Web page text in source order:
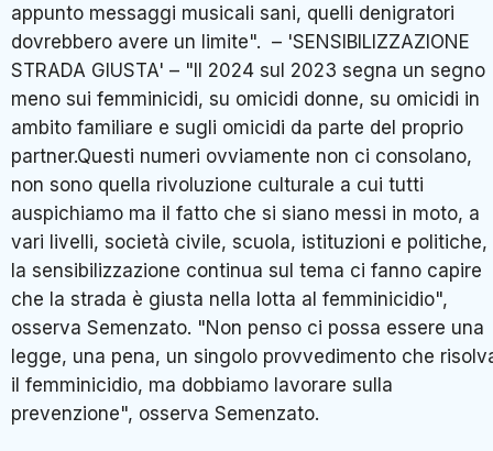
appunto messaggi musicali sani, quelli denigratori
dovrebbero avere un limite". – 'SENSIBILIZZAZIONE
STRADA GIUSTA' – "Il 2024 sul 2023 segna un segno
meno sui femminicidi, su omicidi donne, su omicidi in
ambito familiare e sugli omicidi da parte del proprio
partner.Questi numeri ovviamente non ci consolano,
non sono quella rivoluzione culturale a cui tutti
auspichiamo ma il fatto che si siano messi in moto, a
vari livelli, società civile, scuola, istituzioni e politiche,
la sensibilizzazione continua sul tema ci fanno capire
che la strada è giusta nella lotta al femminicidio",
osserva Semenzato. "Non penso ci possa essere una
legge, una pena, un singolo provvedimento che
il femminicidio, ma dobbiamo lavorare sulla
prevenzione", osserva Semenzato.